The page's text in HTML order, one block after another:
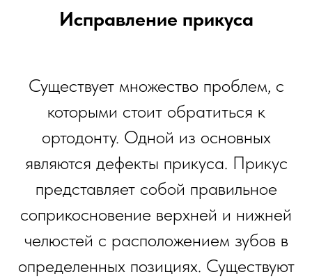
Исправление прикуса
Существует множество проблем, с
которыми стоит обратиться к
ортодонту. Одной из основных
являются дефекты прикуса. Прикус
представляет собой правильное
соприкосновение верхней и нижней
челюстей с расположением зубов в
определенных позициях. Существуют